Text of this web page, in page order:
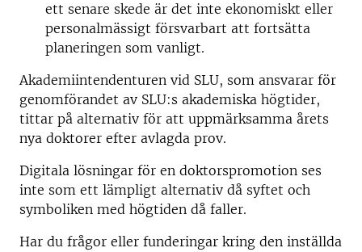
ett senare skede är det inte ekonomiskt eller
personalmässigt försvarbart att fortsätta
planeringen som vanligt.
Akademiintendenturen vid SLU, som ansvarar för
genomförandet av SLU:s akademiska högtider,
tittar på alternativ för att uppmärksamma årets
nya doktorer efter avlagda prov.
Digitala lösningar för en doktorspromotion ses
inte som ett lämpligt alternativ då syftet och
symboliken med högtiden då faller.
Har du frågor eller funderingar kring den inställda